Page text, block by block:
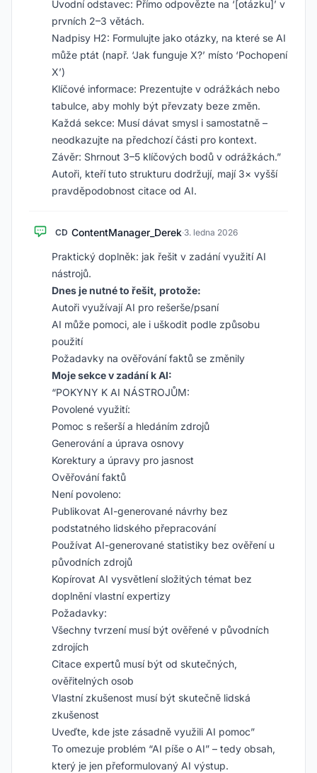
Úvodní odstavec: Přímo odpovězte na ‘[otázku]’ v
prvních 2–3 větách.
Nadpisy H2: Formulujte jako otázky, na které se AI
může ptát (např. ‘Jak funguje X?’ místo ‘Pochopení
X’)
Klíčové informace: Prezentujte v odrážkách nebo
tabulce, aby mohly být převzaty beze změn.
Každá sekce: Musí dávat smysl i samostatně –
neodkazujte na předchozí části pro kontext.
Závěr: Shrnout 3–5 klíčových bodů v odrážkách.”
Autoři, kteří tuto strukturu dodržují, mají 3× vyšší
pravděpodobnost citace od AI.
CD ContentManager_Derek·3. ledna 2026
Praktický doplněk: jak řešit v zadání využití AI
nástrojů.
Dnes je nutné to řešit, protože:
Autoři využívají AI pro rešerše/psaní
AI může pomoci, ale i uškodit podle způsobu
použití
Požadavky na ověřování faktů se změnily
Moje sekce v zadání k AI:
“POKYNY K AI NÁSTROJŮM:
Povolené využití:
Pomoc s rešerší a hledáním zdrojů
Generování a úprava osnovy
Korektury a úpravy pro jasnost
Ověřování faktů
Není povoleno:
Publikovat AI-generované návrhy bez
podstatného lidského přepracování
Používat AI-generované statistiky bez ověření u
původních zdrojů
Kopírovat AI vysvětlení složitých témat bez
doplnění vlastní expertizy
Požadavky:
Všechny tvrzení musí být ověřené v původních
zdrojích
Citace expertů musí být od skutečných,
ověřitelných osob
Vlastní zkušenost musí být skutečně lidská
zkušenost
Uveďte, kde jste zásadně využili AI pomoc”
To omezuje problém “AI píše o AI” – tedy obsah,
který je jen přeformulovaný AI výstup.